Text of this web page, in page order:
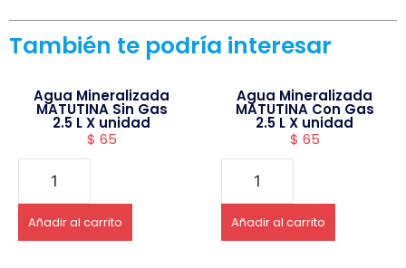
También te podría interesar
Agua Mineralizada
MATUTINA Sin Gas
2.5 L X unidad
$ 65
Añadir al carrito
Agua Mineralizada
MATUTINA Con Gas
2.5 L X unidad
$ 65
Añadir al carrito